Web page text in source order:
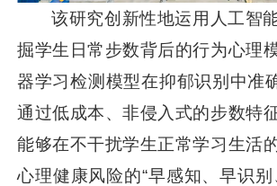
该研究创新性地运用人工智
掘学生日常步数背后的行为心理
器学习检测模型在抑郁识别中准
通过低成本、非侵入式的步数特
能够在不干扰学生正常学习生活
心理健康风险的“早感知、早识别